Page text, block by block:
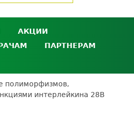
АКЦИИ
пациента
Сотрудничество
Экскурсия в
ПАРТНЕРАМ
кабинет
партнёра
полиморфизмов,
интерлейкина 28В